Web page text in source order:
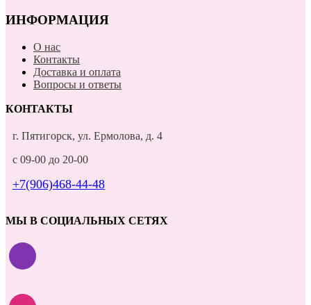
ИНФОРМАЦИЯ
О нас
Контакты
Доставка и оплата
Вопросы и ответы
КОНТАКТЫ
г. Пятигорск, ул. Ермолова, д. 4
с 09-00 до 20-00
+7(906)468-44-48
МЫ В СОЦИАЛЬНЫХ СЕТЯХ